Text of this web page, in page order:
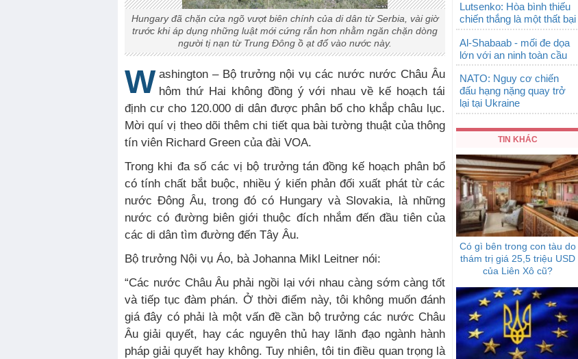
Hungary đã chặn cửa ngõ vượt biên chính của di dân từ Serbia, vài giờ
trước khi áp dụng những luật mới cứng rắn hơn nhằm ngăn chặn dòng
người tị nạn từ Trung Đông ồ ạt đổ vào nước này.
W ashington – Bộ trưởng nội vụ các nước nước Châu Âu
hôm thứ Hai không đồng ý với nhau về kế hoạch tái
định cư cho 120.000 di dân được phân bổ cho khắp châu lục.
Mời quí vị theo dõi thêm chi tiết qua bài tường thuật của thông
tín viên Richard Green của đài VOA.
Trong khi đa số các vị bộ trưởng tán đồng kế hoạch phân bổ
có tính chất bắt buộc, nhiều ý kiến phản đối xuất phát từ các
nước Đông Âu, trong đó có Hungary và Slovakia, là những
nước có đường biên giới thuộc đích nhắm đến đầu tiên của
các di dân tìm đường đến Tây Âu.
Bộ trưởng Nội vụ Áo, bà Johanna Mikl Leitner nói:
“Các nước Châu Âu phải ngồi lại với nhau càng sớm càng tốt
và tiếp tục đàm phán. Ở thời điểm này, tôi không muốn đánh
giá đây có phải là một vấn đề cần bộ trưởng các nước Châu
Âu giải quyết, hay các nguyên thủ hay lãnh đạo ngành hành
pháp giải quyết hay không. Tuy nhiên, tôi tin điều quan trọng là
Lutsenko: Hòa bình thiếu
chiến thắng là một thất bại
Al-Shabaab - mối đe dọa
lớn với an ninh toàn cầu
NATO: Nguy cơ chiến
đấu hạng nặng quay trở
lại tại Ukraine
TIN KHÁC
Có gì bên trong con tàu do
thám trị giá 25,5 triệu USD
của Liên Xô cũ?